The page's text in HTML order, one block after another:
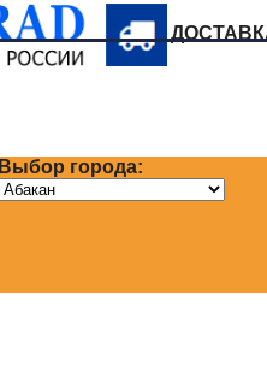
Выбор города: